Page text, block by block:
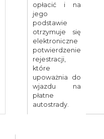
opłacić i na
jego
podstawie
otrzymuje się
elektroniczne
potwierdzenie
rejestracji,
które
upoważnia do
wjazdu na
płatne
autostrady.